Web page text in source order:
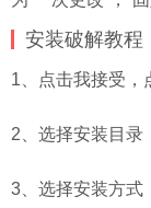
安装破解教程
1、点击我接受，
2、选择安装目录
3、选择安装方式